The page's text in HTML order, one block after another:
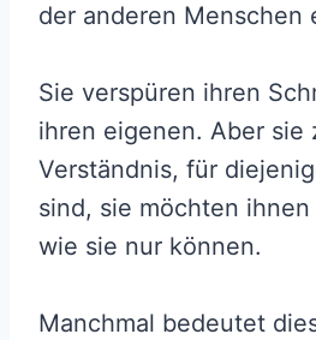
der anderen Menschen
Sie verspüren ihren
ihren eigenen. Aber sie
Verständnis, für
sind, sie möchten
wie sie nur können.
Manchmal bedeutet